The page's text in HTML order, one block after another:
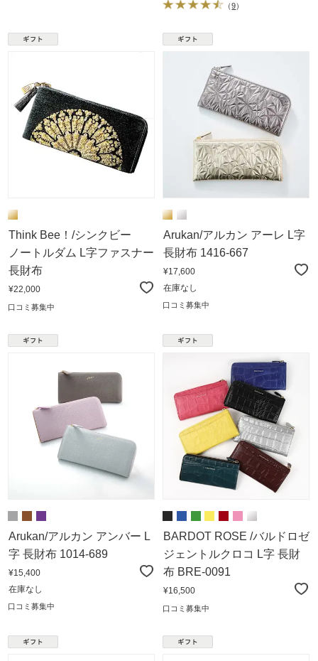
（9）
Think Bee！/シンクビー
ノートルダム L字ファスナー
長財布
¥22,000
口コミ募集中
Arukan/アルカン アーレ L字
長財布 1416-667
¥17,600
在庫なし
口コミ募集中
Arukan/アルカン アンバー L
字 長財布 1014-689
¥15,400
在庫なし
口コミ募集中
BARDOT ROSE /バルドロゼ
ジェントルクロコ L字 長財
布 BRE-0091
¥16,500
口コミ募集中